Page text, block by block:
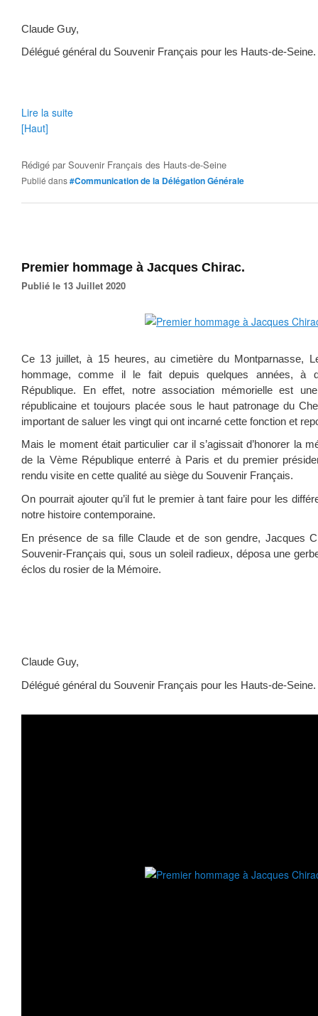
Claude Guy,
Délégué général du Souvenir Français pour les Hauts-de-Seine.
Lire la suite
[Haut]
Rédigé parSouvenir Français des Hauts-de-Seine
Publié dans#Communication de la Délégation Générale
Premier hommage à Jacques Chirac.
Publié le 13 Juillet 2020
Ce 13 juillet, à 15 heures, au cimetière du Montparnasse,
hommage, comme il le fait depuis quelques années, à
République. En effet, notre association mémorielle est
républicaine et toujours placée sous le haut patronage du
important de saluer les vingt qui ont incarné cette fonction et
Mais le moment était particulier car il s’agissait d’honorer la
de la Vème République enterré à Paris et du premier
rendu visite en cette qualité au siège du Souvenir Français.
On pourrait ajouter qu’il fut le premier à tant faire pour les
notre histoire contemporaine.
En présence de sa fille Claude et de son gendre, Jacques
Souvenir-Français qui, sous un soleil radieux, déposa une
éclos du rosier de la Mémoire.
Claude Guy,
Délégué général du Souvenir Français pour les Hauts-de-Seine.